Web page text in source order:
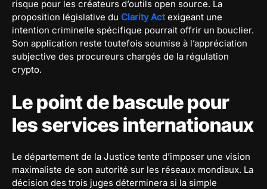
risque pour les créateurs d’outils open source. La
proposition législative du Clarity Act exigeant une
intention criminelle spécifique pourrait offrir un bouclier.
Son application reste toutefois soumise à l’appréciation
subjective des procureurs chargés de la régulation
crypto.
Le point de bascule pour
les services internationaux
Le département de la Justice tente d’imposer une vision
maximaliste de son autorité sur les réseaux mondiaux. La
décision des trois juges déterminera si la simple